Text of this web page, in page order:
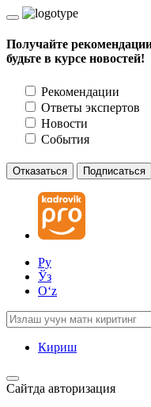
Получайте
будьте в курсе новостей!
Рекомендации
Ответы экспертов
Новости
События
Отказаться Подписаться
Ру
Ўз
Oʻz
Кириш
Сайтда авторизация